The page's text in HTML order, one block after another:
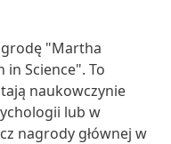
"Martha
Science". To
naukowczynie
lub w
nagrody głównej w